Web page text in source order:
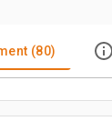
(80)